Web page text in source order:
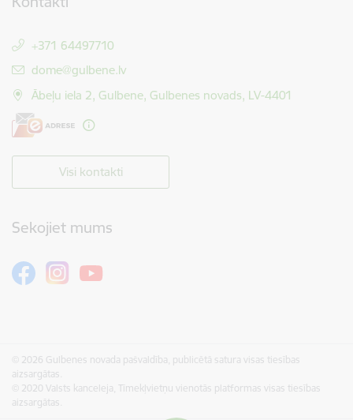
+371 64497710
E-pasts:
dome@gulbene.lv
Ābeļu iela 2, Gulbene, Gulbenes novads, LV-4401
Visi kontakti
Sekojiet mums
© 2026 Gulbenes novada pašvaldība, publicētā satura visas tiesības
aizsargātas.
© 2020 Valsts kanceleja, Tīmekļvietņu vienotās platformas visas tiesības
aizsargātas.